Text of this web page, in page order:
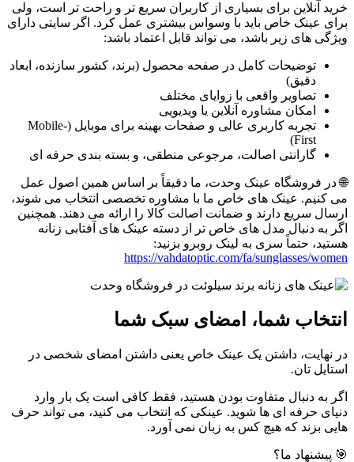
خرید آنلاین برای بسیاری از کاربران سریع تر و راحت تر است، ولی
برای عینک خاص باید با وسواس بیشتری عمل کرد. اگر سایتی دارای
ویژگی های زیر باشد، می تواند قابل اعتماد باشد:
توضیحات کامل در صفحه محصول (برند، کشور سازنده، ابعاد
دقیق)
تصاویر واقعی با زوایای مختلف
امکان مشاوره آنلاین یا ویدیویی
تجربه کاربری عالی و صفحات بهینه برای موبایل (Mobile-
First)
گارانتی اصالت، مرجوعی منطقی، و بسته بندی حرفه ای
🌐 در فروشگاه عینک وحدت، ما دقیقاً بر اساس همین اصول عمل
می کنیم. عینک های خاص ما با مشاوره تخصصی انتخاب می شوند،
ارسال سریع دارند و ضمانت اصالت کالا را ارائه می دهند. همچنین
اگر به دنبال مدل های خاص تر از دسته عینک های آفتابی زنانه
هستید، حتماً سری به لینک روبرو بزنید:
https://vahdatoptic.com/fa/sunglasses/women
انتخاب شما، امضای سبک شما
در نهایت، داشتن یک عینک خاص یعنی داشتن امضای شخصی در
استایل تان.
اگر به دنبال متفاوت بودن هستید، فقط کافی است یک بار وارد
دنیای حرفه ای ها شوید. عینکی که انتخاب می کنید، می تواند حرف
هایی بزند که هیچ کس به زبان نمی آورد.
🎯 پیشنهاد ما؟